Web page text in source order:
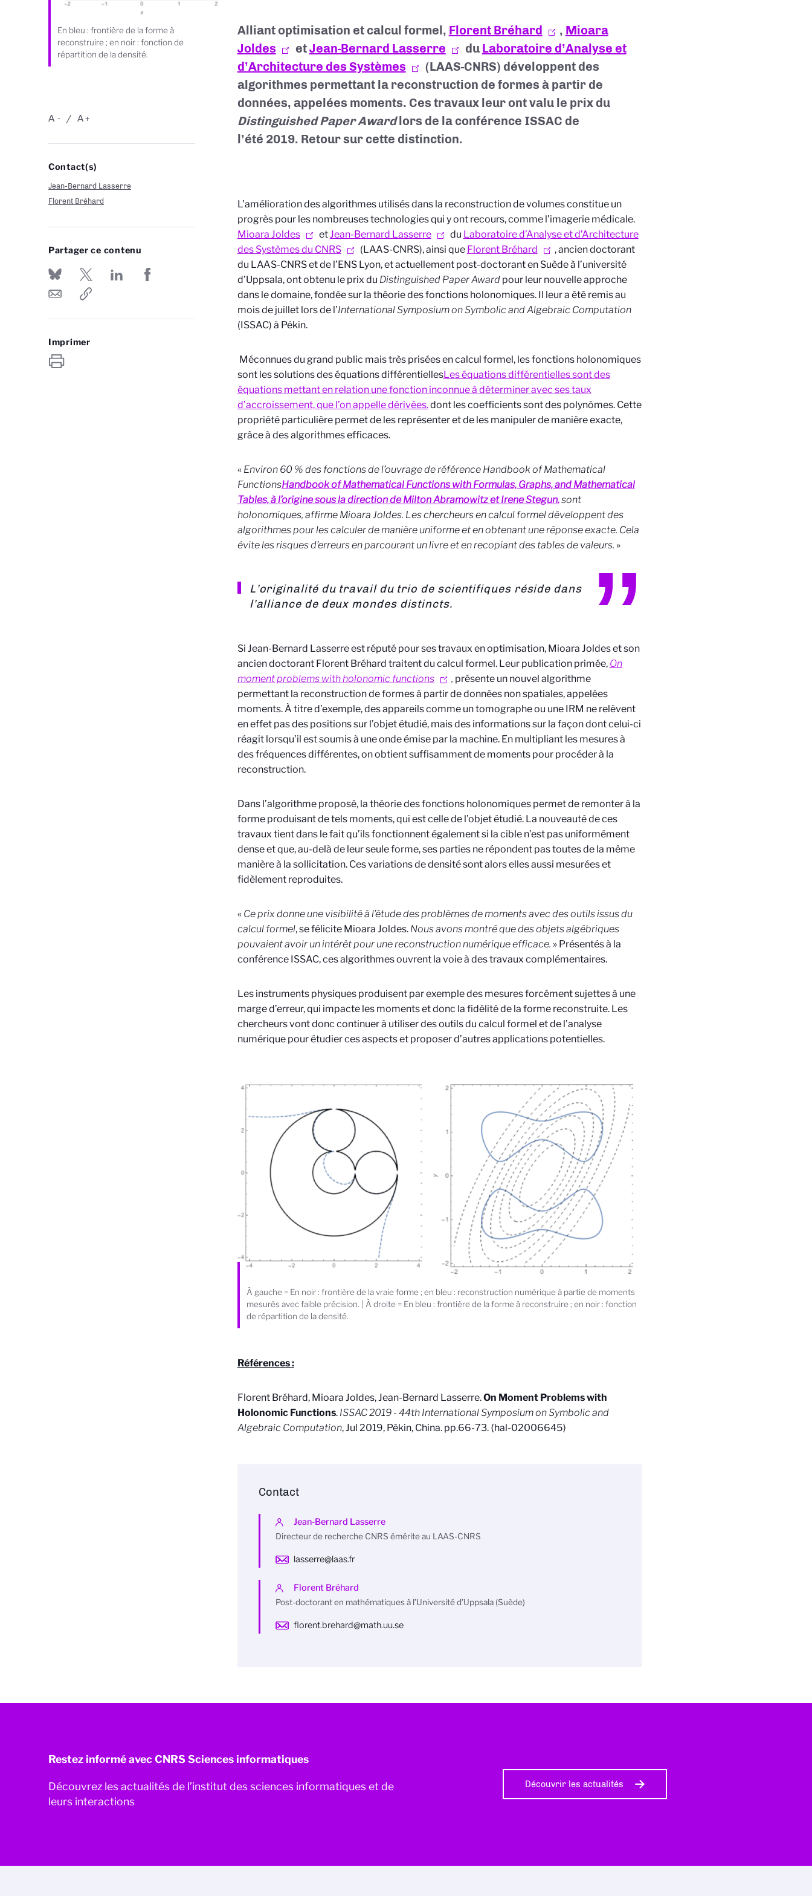
En bleu : frontière de la forme à
reconstruire ; en noir : fonction de
répartition de la densité.
-
A +
A
Contact(s)
Jean-Bernard Lasserre
Florent Bréhard
Partager ce contenu
Imprimer
Alliant optimisation et calcul formel, Florent Bréhard , Mioara
Joldes
etJean-Bernard Lasserre du Laboratoire d’Analyse et
d’Architecture des Systèmes
(LAAS-CNRS) développent des
algorithmes permettant la reconstruction de formes à partir de
données, appelées moments. Ces travaux leur ont valu le prix du
Distinguished PaperAwardlors de la conférence ISSAC de
l’été 2019. Retour sur cette distinction.
L’amélioration des algorithmes utilisés dans la reconstruction de volumes constitue un
progrès pour les nombreuses technologies qui y ont recours, comme l’imagerie médicale.
Mioara Joldes
etJean-Bernard Lasserre du Laboratoire d’Analyse et d’Architecture
des Systèmes du CNRS
(LAAS-CNRS), ainsi que Florent Bréhard
, ancien doctorant
du LAAS-CNRS et de l’ENS Lyon, et actuellement post-doctorant en Suède à l’université
d’Uppsala, ont obtenu le prix du Distinguished PaperAwardpour leur nouvelle approche
dans le domaine, fondée sur la théorie des fonctions holonomiques. Il leur a été remis au
mois de juillet lors de l’International Symposium on Symbolic and Algebraic Computation
(ISSAC) à Pékin.
Méconnues du grand public mais très prisées en calcul formel, les fonctions holonomiques
sont les solutions des équations différentiellesLes équations différentielles sont des
équations mettant en relation une fonction inconnue à déterminer avec ses taux
d’accroissement, que l’on appelle dérivées.dont les coefficients sont des polynômes. Cette
propriété particulière permet de les représenter et de les manipuler de manière exacte,
grâce à des algorithmes efficaces.
« Environ 60 % des fonctions de l’ouvrage de référence Handbook of Mathematical
FunctionsHandbook of Mathematical Functions with Formulas, Graphs, and Mathematical
Tables, à l’origine sous la direction de Milton Abramowitz et Irene Stegun.sont
holonomiques, affirme Mioara Joldes. Les chercheurs en calcul formel développent des
algorithmes pour les calculer de manière uniforme et en obtenant une réponse exacte. Cela
évite les risques d’erreurs en parcourant un livre et en recopiant des tables de valeurs. »
L’originalité du travail du trio de scientifiques réside dans
l’alliance de deux mondes distincts.
Si Jean-Bernard Lasserre est réputé pour ses travaux en optimisation, Mioara Joldes et son
ancien doctorant Florent Bréhard traitent du calcul formel. Leur publication primée, On
moment problems with holonomic functions
, présente un nouvel algorithme
permettant la reconstruction de formes à partir de données non spatiales, appelées
moments. À titre d’exemple, des appareils comme un tomographe ou une IRM ne relèvent
en effet pas des positions sur l’objet étudié, mais des informations sur la façon dont celui-ci
réagit lorsqu’il est soumis à une onde émise par la machine. En multipliant les mesures à
des fréquences différentes, on obtient suffisamment de moments pour procéder à la
reconstruction.
Dans l’algorithme proposé, la théorie des fonctions holonomiques permet de remonter à la
forme produisant de tels moments, qui est celle de l’objet étudié. La nouveauté de ces
travaux tient dans le fait qu’ils fonctionnent également si la cible n’est pas uniformément
dense et que, au-delà de leur seule forme, ses parties ne répondent pas toutes de la même
manière à la sollicitation. Ces variations de densité sont alors elles aussi mesurées et
fidèlement reproduites.
« Ce prix donne une visibilité à l’étude des problèmes de moments avec des outils issus du
calcul formel, se félicite Mioara Joldes. Nous avons montré que des objets algébriques
pouvaient avoir un intérêt pour une reconstruction numérique efficace. » Présentés à la
conférence ISSAC, ces algorithmes ouvrent la voie à des travaux complémentaires.
Les instruments physiques produisent par exemple des mesures forcément sujettes à une
marge d’erreur, qui impacte les moments et donc la fidélité de la forme reconstruite. Les
chercheurs vont donc continuer à utiliser des outils du calcul formel et de l’analyse
numérique pour étudier ces aspects et proposer d’autres applications potentielles.
À gauche = En noir : frontière de la vraie forme ; en bleu : reconstruction numérique à partie de moments
mesurés avec faible précision. | À droite = En bleu : frontière de la forme à reconstruire ; en noir : fonction
de répartition de la densité.
Références :
Florent Bréhard, Mioara Joldes, Jean-Bernard Lasserre.On Moment Problems with
Holonomic Functions. ISSAC 2019 - 44th International Symposium on Symbolic and
Algebraic Computation, Jul 2019, Pékin, China. pp.66-73. ⟨hal-02006645⟩
Contact
Jean-Bernard Lasserre
Directeur de recherche CNRS émérite au LAAS-CNRS
lasserre@laas.fr
Florent Bréhard
Post-doctorant en mathématiques à l’Université d’Uppsala (Suède)
florent.brehard@math.uu.se
Restez informé avec CNRS Sciences informatiques
Découvrez les actualités de l’institut des sciences informatiques et de
leurs interactions
Découvrir les actualités